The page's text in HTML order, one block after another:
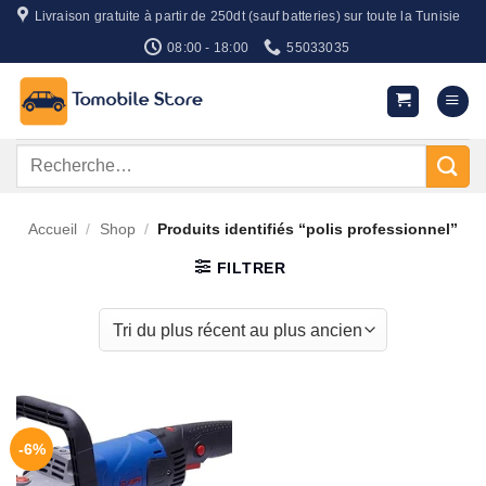
Passer
contenu
Livraison gratuite à partir de 250dt (sauf batteries) sur toute la Tunisie
08:00 - 18:00 55033035
Recherche
Accueil / Shop / Produits identifiés “polis professionnel”
FILTRER
-6%